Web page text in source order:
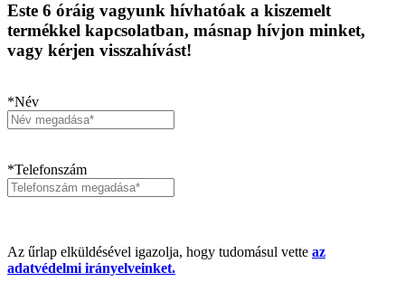
Este 6 óráig vagyunk hívhatóak a kiszemelt
termékkel kapcsolatban, másnap hívjon minket,
vagy kérjen visszahívást!
*Név
*Telefonszám
Az űrlap elküldésével igazolja, hogy tudomásul vette az
adatvédelmi irányelveinket.